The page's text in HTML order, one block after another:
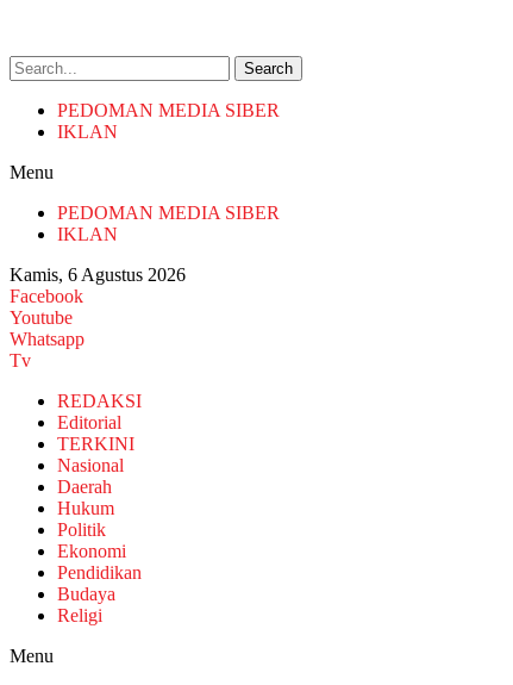
Search
PEDOMAN MEDIA SIBER
IKLAN
Menu
PEDOMAN MEDIA SIBER
IKLAN
Kamis, 6 Agustus 2026
Facebook
Youtube
Whatsapp
Tv
REDAKSI
Editorial
TERKINI
Nasional
Daerah
Hukum
Politik
Ekonomi
Pendidikan
Budaya
Religi
Menu